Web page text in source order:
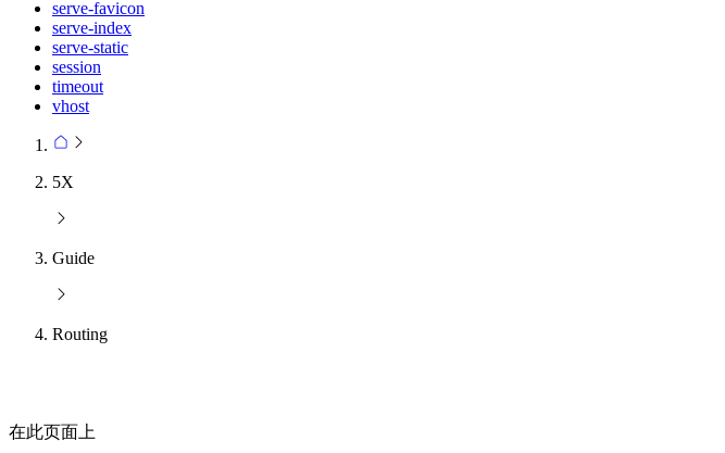
serve-favicon
serve-index
serve-static
session
timeout
vhost
5X
Guide
Routing
在此页面上